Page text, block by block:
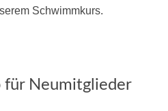
Schwimmkurs.
für Neumitglieder